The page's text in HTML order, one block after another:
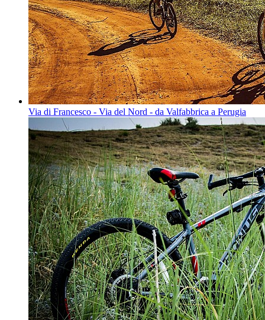
Via di Francesco - Via del Nord - da Valfabbrica a Perugia